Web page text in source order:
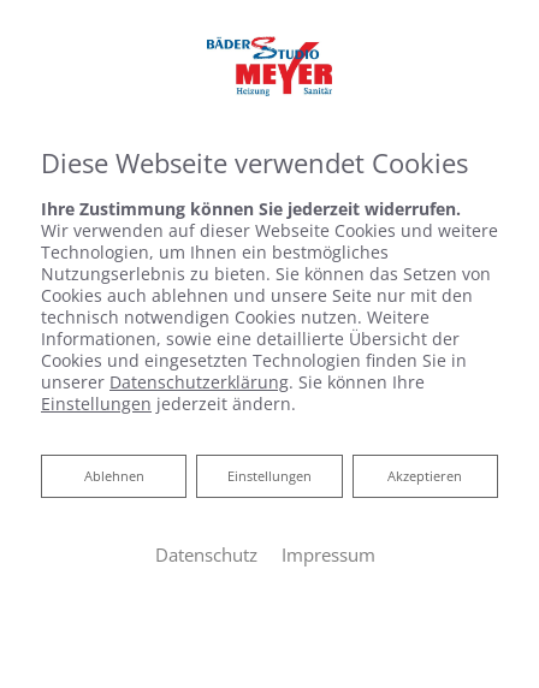
Diese Webseite verwendet Cookies
Ihre Zustimmung können Sie jederzeit widerrufen.
Wir verwenden auf dieser Webseite Cookies und weitere
Technologien, um Ihnen ein bestmögliches
Nutzungserlebnis zu bieten. Sie können das Setzen von
Cookies auch ablehnen und unsere Seite nur mit den
technisch notwendigen Cookies nutzen. Weitere
Informationen, sowie eine detaillierte Übersicht der
Cookies und eingesetzten Technologien finden Sie in
unserer Datenschutzerklärung. Sie können Ihre
Einstellungen jederzeit ändern.
Akzeptieren
Einstellungen
Ablehnen
Ablehnen
Datenschutz Impressum